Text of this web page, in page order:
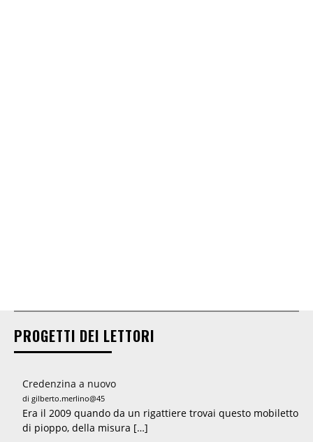
PROGETTI DEI LETTORI
Credenzina a nuovo
di gilberto.merlino@45
Era il 2009 quando da un rigattiere trovai questo mobiletto
di pioppo, della misura […]